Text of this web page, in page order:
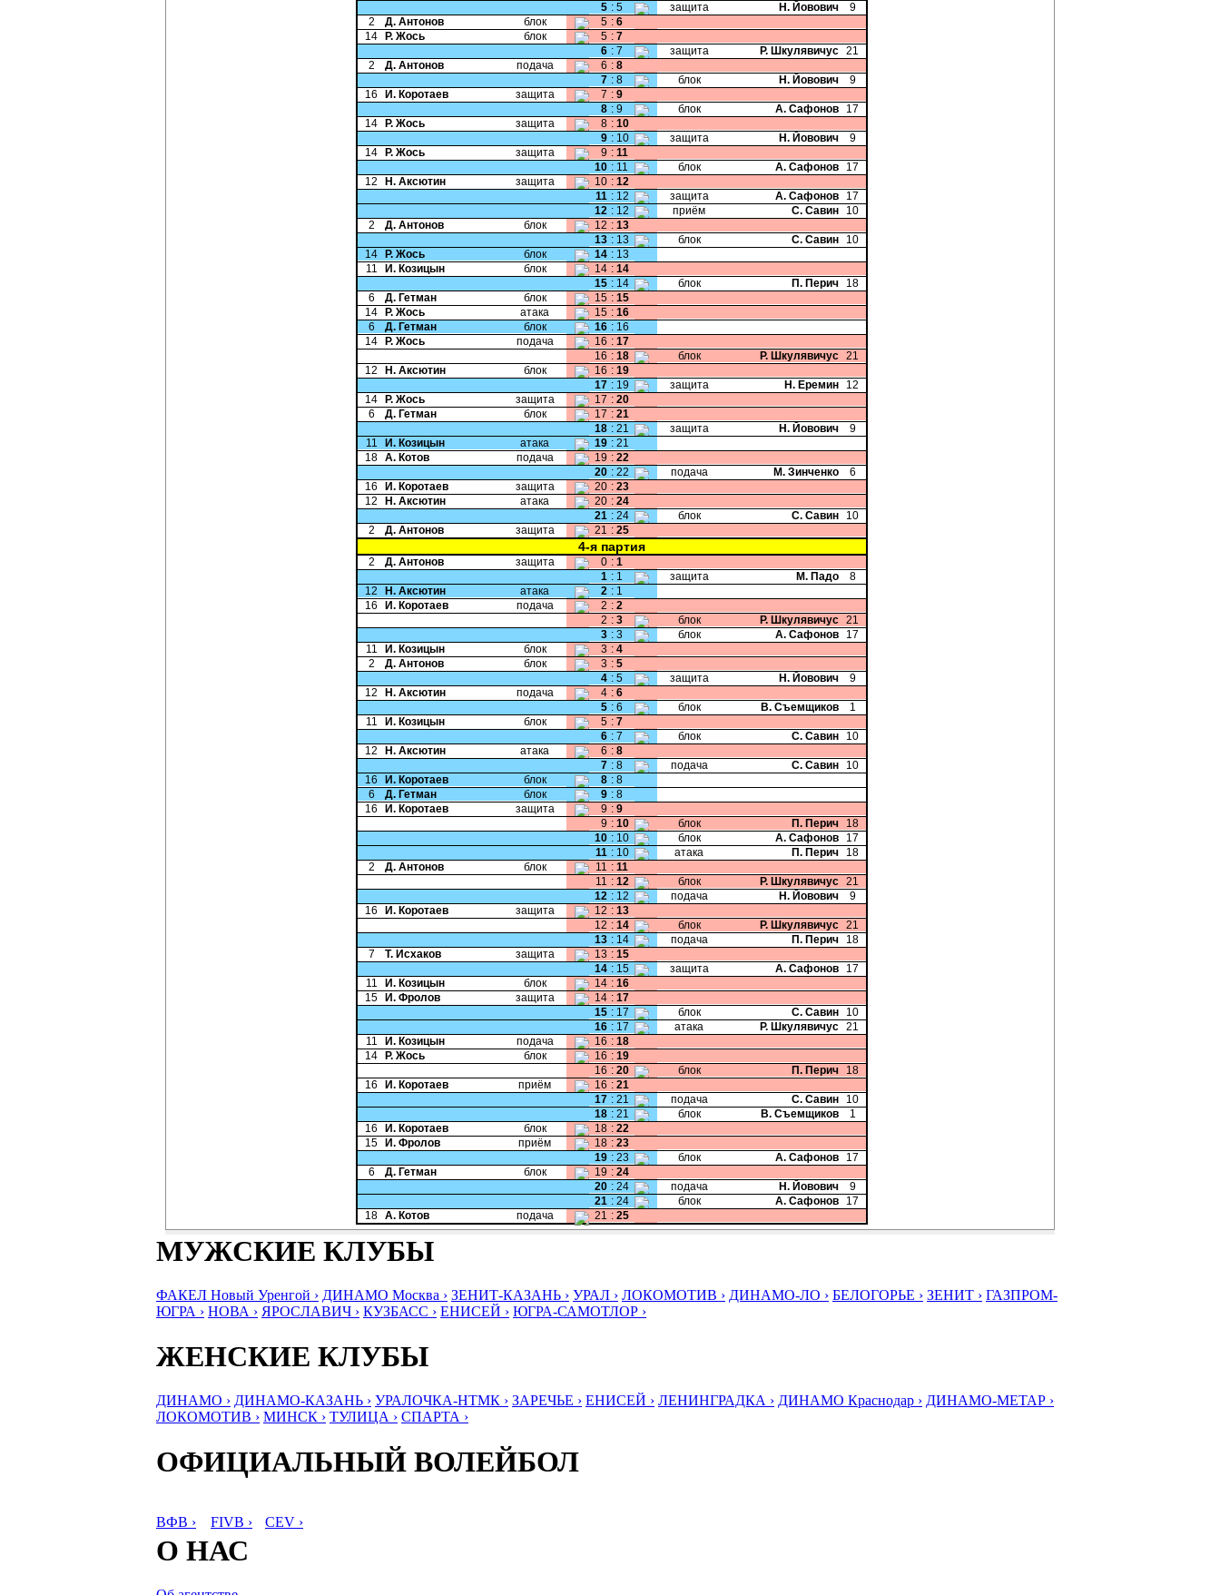
5 : 5 защита Н. Йовович
9
2
Д. Антонов блок 5 : 6
14
Р. Жось блок 5 : 7
6 : 7 защита Р. Шкулявичус 21
2
Д. Антонов подача 6 : 8
7 : 8 блок Н. Йовович
9
16
И. Коротаев защита 7 : 9
8 : 9 блок А. Сафонов
17
14
Р. Жось защита 8 : 10
9 : 10 защита Н. Йовович
9
14
Р. Жось защита 9 : 11
10 : 11 блок А. Сафонов
17
12
Н. Аксютин защита 10 : 12
11 : 12 защита А. Сафонов
17
12 : 12 приём С. Савин
10
2
Д. Антонов блок 12 : 13
13 : 13 блок С. Савин
10
14
Р. Жось блок 14 : 13
11
И. Козицын блок 14 : 14
15 : 14 блок П. Перич
18
6
Д. Гетман блок 15 : 15
14
Р. Жось атака 15 : 16
6
Д. Гетман блок 16 : 16
14
Р. Жось подача 16 : 17
16 : 18 блок Р. Шкулявичус 21
12
Н. Аксютин блок 16 : 19
17 : 19 защита Н. Еремин
12
14
Р. Жось защита 17 : 20
6
Д. Гетман блок 17 : 21
18 : 21 защита Н. Йовович
9
11
И. Козицын атака 19 : 21
18 А. Котов подача 19 : 22
20 : 22 подача М. Зинченко
6
16
И. Коротаев защита 20 : 23
12
Н. Аксютин атака 20 : 24
21 : 24 блок С. Савин
10
2
Д. Антонов защита 21 : 25
4-я партия
2 Д. Антонов защита 0 : 1
1 : 1 защита М. Падо
8
12
Н. Аксютин атака 2 : 1
16
И. Коротаев подача 2 : 2
2 : 3 блок Р. Шкулявичус 21
3 : 3 блок А. Сафонов
17
11
И. Козицын блок 3 : 4
2
Д. Антонов блок 3 : 5
4 : 5 защита Н. Йовович
9
12
Н. Аксютин подача 4 : 6
5 : 6 блок В. Съемщиков
1
11
И. Козицын блок 5 : 7
6 : 7 блок С. Савин
10
12
Н. Аксютин атака 6 : 8
7 : 8 подача С. Савин
10
16
И. Коротаев блок 8 : 8
6
Д. Гетман блок 9 : 8
16
И. Коротаев защита 9 : 9
9 : 10 блок П. Перич
18
10 : 10 блок А. Сафонов
17
11 : 10 атака П. Перич
18
2
Д. Антонов блок 11 : 11
11 : 12 блок Р. Шкулявичус 21
12 : 12 подача Н. Йовович
9
16
И. Коротаев защита 12 : 13
12 : 14 блок Р. Шкулявичус 21
13 : 14 подача П. Перич
18
7
Т. Исхаков защита 13 : 15
14 : 15 защита А. Сафонов
17
11
И. Козицын блок 14 : 16
15
И. Фролов защита 14 : 17
15 : 17 блок С. Савин
10
16 : 17 атака Р. Шкулявичус 21
11
И. Козицын подача 16 : 18
14
Р. Жось блок 16 : 19
16 : 20 блок П. Перич
18
16
И. Коротаев приём 16 : 21
17 : 21 подача С. Савин
10
18 : 21 блок В. Съемщиков
1
16
И. Коротаев блок 18 : 22
15
И. Фролов приём 18 : 23
19 : 23 блок А. Сафонов
17
6
Д. Гетман блок 19 : 24
20 : 24 подача Н. Йовович
9
21 : 24 блок А. Сафонов
17
18 А. Котов подача 21 : 25
МУЖСКИЕ КЛУБЫ
ФАКЕЛ Новый Уренгой › ДИНАМО Москва › ЗЕНИТ-КАЗАНЬ › УРАЛ › ЛОКОМОТИВ › ДИНАМО-ЛО › БЕЛОГОРЬЕ › ЗЕНИТ › ГАЗПРОМ-
ЮГРА › НОВА › ЯРОСЛАВИЧ › КУЗБАСС › ЕНИСЕЙ › ЮГРА-САМОТЛОР ›
ЖЕНСКИЕ КЛУБЫ
ДИНАМО › ДИНАМО-КАЗАНЬ › УРАЛОЧКА-НТМК › ЗАРЕЧЬЕ › ЕНИСЕЙ › ЛЕНИНГРАДКА › ДИНАМО Краснодар › ДИНАМО-МЕТАР ›
ЛОКОМОТИВ › МИНСК › ТУЛИЦА › СПАРТА ›
ОФИЦИАЛЬНЫЙ ВОЛЕЙБОЛ
ВФВ › FIVB › CEV ›
О НАС